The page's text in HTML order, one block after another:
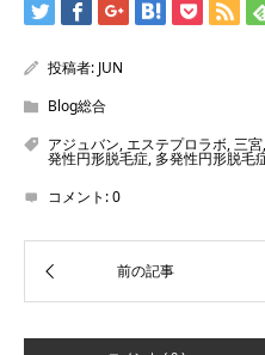
投稿者: JUN
Blog総合
アジュバン,エステプロラボ,三宮,
発性円形脱毛症, 多発性円形脱毛
コメント:0